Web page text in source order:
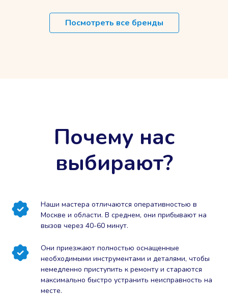
Посмотреть все бренды
Почему нас
выбирают?
Наши мастера отличаются оперативностью в
Москве и области. В среднем, они прибывают на
вызов через 40-60 минут.
Они приезжают полностью оснащенные
необходимыми инструментами и деталями, чтобы
немедленно приступить к ремонту и стараются
максимально быстро устранить неисправность на
месте.